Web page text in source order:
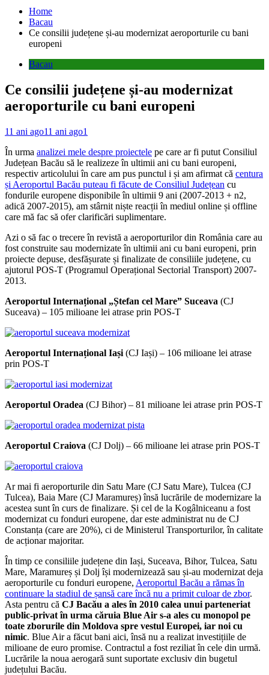
Home
Bacau
Ce consilii județene și-au modernizat aeroporturile cu bani
europeni
Bacau
Ce consilii județene și-au modernizat
aeroporturile cu bani europeni
11 ani ago11 ani ago1
În urma analizei mele despre proiectele pe care ar fi putut Consiliul
Județean Bacău să le realizeze în ultimii ani cu bani europeni,
respectiv articolului în care am pus punctul i și am afirmat că centura
și Aeroportul Bacău puteau fi făcute de Consiliul Județean cu
fondurile europene disponibile în ultimii 9 ani (2007-2013 + n2,
adică 2007-2015), am stârnit niște reacții în mediul online și offline
care mă fac să ofer clarificări suplimentare.
Azi o să fac o trecere în revistă a aeroporturilor din România care au
fost construite sau modernizate în ultimii ani cu bani europeni, prin
proiecte depuse, desfășurate și finalizate de consiliile județene, cu
ajutorul POS-T (Programul Operațional Sectorial Transport) 2007-
2013.
Aeroportul Internațional „Ștefan cel Mare” Suceava (CJ
Suceava) – 105 milioane lei atrase prin POS-T
Aeroportul Internațional Iași (CJ Iași) – 106 milioane lei atrase
prin POS-T
Aeroportul Oradea (CJ Bihor) – 81 milioane lei atrase prin POS-T
Aeroportul Craiova (CJ Dolj) – 66 milioane lei atrase prin POS-T
Ar mai fi aeroporturile din Satu Mare (CJ Satu Mare), Tulcea (CJ
Tulcea), Baia Mare (CJ Maramureș) însă lucrările de modernizare la
acestea sunt în curs de finalizare. Și cel de la Kogâlniceanu a fost
modernizat cu fonduri europene, dar este administrat nu de CJ
Constanța (care are 20%), ci de Ministerul Transporturilor, în calitate
de acționar majoritar.
În timp ce consiliile județene din Iași, Suceava, Bihor, Tulcea, Satu
Mare, Maramureș și Dolj își modernizează sau și-au modernizat deja
aeroporturile cu fonduri europene, Aeroportul Bacău a rămas în
continuare la stadiul de șansă care încă nu a primit culoar de zbor.
Asta pentru că CJ Bacău a ales în 2010 calea unui parteneriat
public-privat în urma căruia Blue Air s-a ales cu monopol pe
toate zborurile din Moldova spre vestul Europei, iar noi cu
nimic. Blue Air a făcut bani aici, însă nu a realizat investițiile de
milioane de euro promise. Contractul a fost reziliat în cele din urmă.
Lucrările la noua aerogară sunt suportate exclusiv din bugetul
județului Bacău.